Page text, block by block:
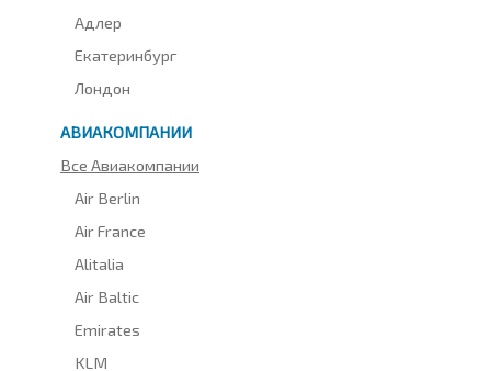
Адлер
Екатеринбург
Лондон
АВИАКОМПАНИИ
Все Авиакомпании
Air Berlin
Air France
Alitalia
Air Baltic
Emirates
KLM